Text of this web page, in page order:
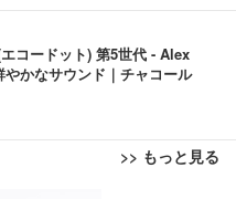
コードット) 第5世代 - Alex
かなサウンド｜チャコール
>> もっと見る